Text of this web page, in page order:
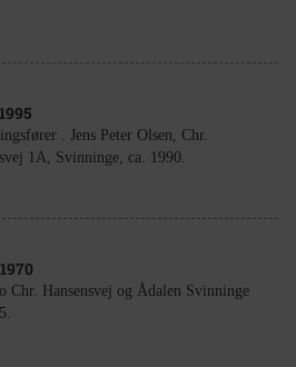
. Jens Peter Olsen, Chr.
1A, Svinninge, ca. 1990.
Chr. Hansensvej og Ådalen Svinninge